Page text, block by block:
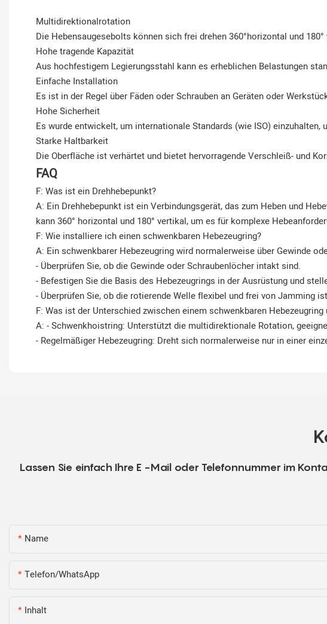
Multidirektionalrotation
Die Hebensaugesebolts können sich frei drehen 360°horizontal und
Hohe tragende Kapazität
Aus hochfestigem Legierungsstahl kann es erheblichen Belastungen
Einfache Installation
Es ist in der Regel über Fäden oder Schrauben an Geräten oder
Hohe Sicherheit
Es wurde entwickelt, um internationale Standards (wie ISO) einzuhalten,
Starke Haltbarkeit
Die Oberfläche ist verhärtet und bietet hervorragende Verschleiß- und
FAQ
F: Was ist ein Drehhebepunkt?
A: Ein Drehhebepunkt ist ein Verbindungsgerät, das zum Heben und
kann 360° horizontal und 180° vertikal, um es für komplexe
F: Wie installiere ich einen schwenkbaren Hebezeugring?
A: Ein schwenkbarer Hebezeugring wird normalerweise über Gewinde
- Überprüfen Sie, ob die Gewinde oder Schraubenlöcher intakt sind.
- Befestigen Sie die Basis des Hebezeugrings in der Ausrüstung und
- Überprüfen Sie, ob die rotierende Welle flexibel und frei von Jamming
F: Was ist der Unterschied zwischen einem schwenkbaren
A: - Schwenkhoistring: Unterstützt die multidirektionale Rotation,
- Regelmäßiger Hebezeugring: Dreht sich normalerweise nur in einer
Lassen Sie einfach Ihre E -Mail oder Telefonnummer im
Name
Telefon/WhatsApp
Inhalt